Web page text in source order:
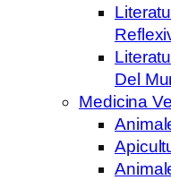
Del
Medicina